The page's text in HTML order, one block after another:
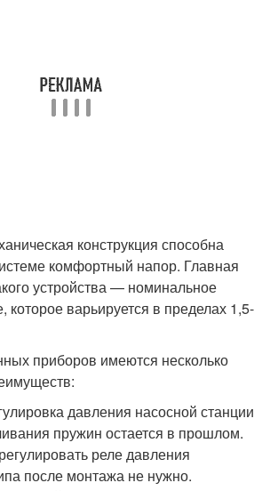
конструкция способна
комфортный напор. Главная
устройства — номинальное
которое варьируется в пределах 1,5-
приборов имеются несколько
давления насосной станции
пружин остается в прошлом.
реле давления
после монтажа не нужно.